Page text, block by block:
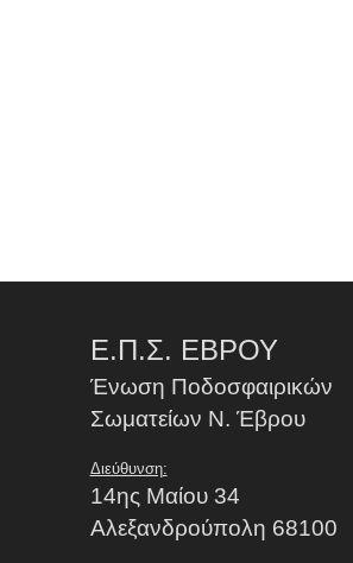
Ε.Π.Σ. ΕΒΡΟΥ
Ένωση Ποδοσφαιρικών
Σωματείων Ν. Έβρου
Διεύθυνση:
14ης Μαίου 34
Αλεξανδρούπολη 68100